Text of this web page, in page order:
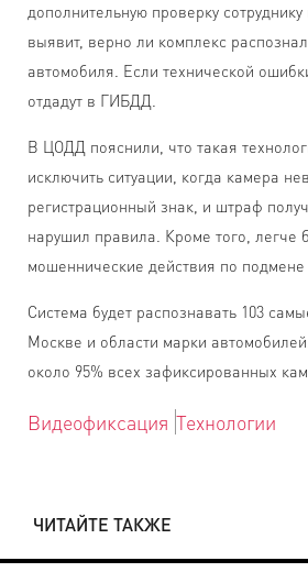
дополнительную проверку
выявит, верно ли комплекс
автомобиля. Если технической
отдадут в ГИБДД.
В ЦОДД пояснили, что такая
исключить ситуации, когда камера
регистрационный знак, и штраф
нарушил правила. Кроме того, легче
мошеннические действия по подмене
Система будет распознавать 103
Москве и области марки
около 95% всех зафиксированных
Видеофиксация Технологии
ЧИТАЙТЕ ТАКЖЕ